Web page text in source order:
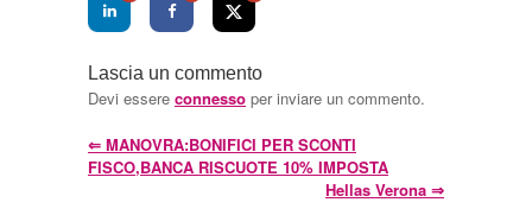
Lascia un commento
Devi essere connesso per inviare un commento.
⇐ MANOVRA:BONIFICI PER SCONTI
FISCO,BANCA RISCUOTE 10% IMPOSTA
Hellas Verona ⇒